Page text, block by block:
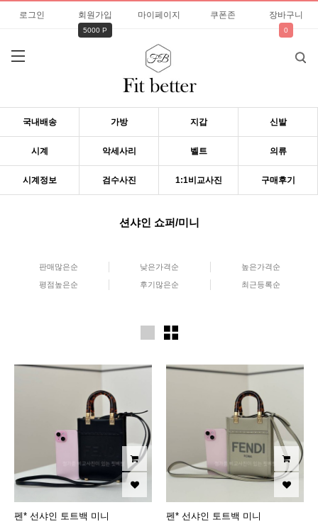
로그인 회원가입
5000 P
마이페이지 쿠폰존 장바구니
0
국내배송 가방 지갑 신발
시계 악세사리 벨트 의류
시계정보 검수사진 1:1비교사진 구매후기
션샤인 쇼퍼/미니
판매많은순 낮은가격순 높은가격순
평점높은순 후기많은순 최근등록순
펜* 선샤인 토트백 미니 펜* 선샤인 토트백 미니